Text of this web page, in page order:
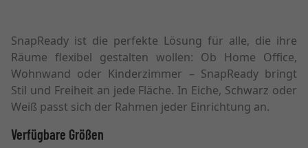
SnapReady ist die perfekte Lösung für alle, die ihre
Räume flexibel gestalten wollen: Ob Home Office,
Wohnwand oder Kinderzimmer – SnapReady bringt
Stil und Freiheit an jede Fläche. In Eiche, Schwarz oder
Weiß passt sich der Rahmen jeder Einrichtung an.
Verfügbare Größen